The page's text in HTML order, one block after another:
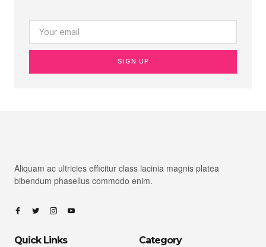
SIGN UP
Aliquam ac ultricies efficitur class lacinia magnis platea
bibendum phasellus commodo enim.
Quick Links Category